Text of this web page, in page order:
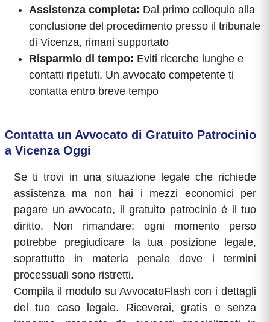
Assistenza completa: Dal primo colloquio alla
conclusione del procedimento presso il tribunale
di Vicenza, rimani supportato
Risparmio di tempo: Eviti ricerche lunghe e
contatti ripetuti. Un avvocato competente ti
contatta entro breve tempo
Contatta un Avvocato di Gratuito Patrocinio
a Vicenza Oggi
Se ti trovi in una situazione legale che richiede
assistenza ma non hai i mezzi economici per
pagare un avvocato, il gratuito patrocinio è il tuo
diritto. Non rimandare: ogni momento perso
potrebbe pregiudicare la tua posizione legale,
soprattutto in materia penale dove i termini
processuali sono ristretti.
Compila il modulo su AvvocatoFlash con i dettagli
del tuo caso legale. Riceverai, gratis e senza